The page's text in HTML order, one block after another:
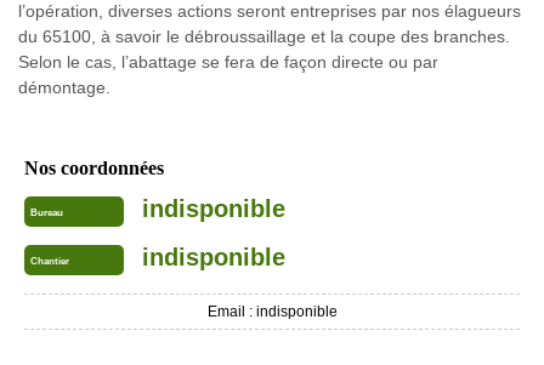
l’opération, diverses actions seront entreprises par nos élagueurs
du 65100, à savoir le débroussaillage et la coupe des branches.
Selon le cas, l’abattage se fera de façon directe ou par
démontage.
Nos coordonnées
Bureau indisponible
Chantier indisponible
Email : indisponible